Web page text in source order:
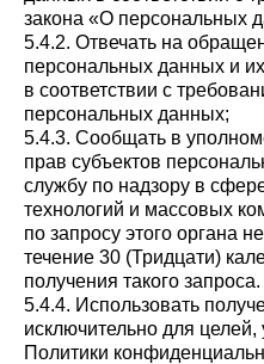
закона «О персональных
5.4.2. Отвечать на
персональных данных и
в соответствии с
персональных данных;
5.4.3. Сообщать в
прав субъектов
службу по надзору в
технологий и массовых
по запросу этого органа
течение 30 (Тридцати)
получения такого запроса.
5.4.4. Использовать
исключительно для
Политики